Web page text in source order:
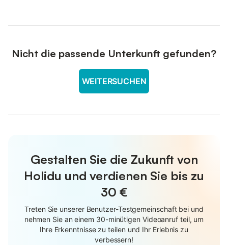
Nicht die passende Unterkunft gefunden?
WEITERSUCHEN
Gestalten Sie die Zukunft von
Holidu und verdienen Sie bis zu
30 €
Treten Sie unserer Benutzer-Testgemeinschaft bei und
nehmen Sie an einem 30-minütigen Videoanruf teil, um
Ihre Erkenntnisse zu teilen und Ihr Erlebnis zu
verbessern!